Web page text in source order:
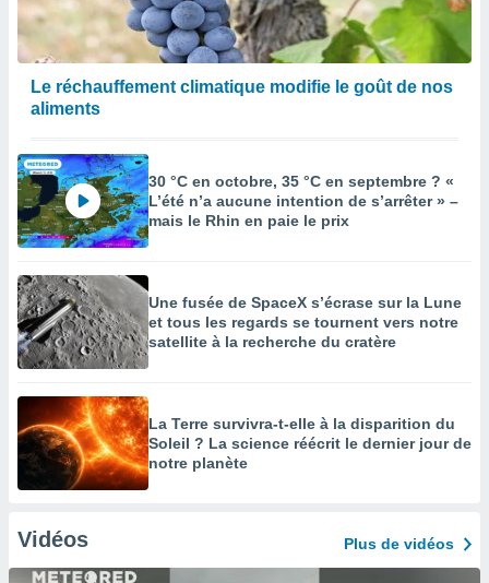
Le réchauffement climatique modifie le goût de nos
aliments
30 °C en octobre, 35 °C en septembre ? «
L’été n’a aucune intention de s’arrêter » –
mais le Rhin en paie le prix
Une fusée de SpaceX s’écrase sur la Lune
et tous les regards se tournent vers notre
satellite à la recherche du cratère
La Terre survivra-t-elle à la disparition du
Soleil ? La science réécrit le dernier jour de
notre planète
Vidéos Plus de vidéos